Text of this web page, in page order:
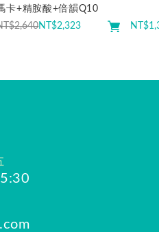
卡+精胺酸+倍韻Q10
NT$2,323 NT$